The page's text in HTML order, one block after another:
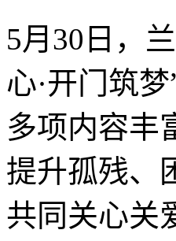
5月30日，
心·开门筑
多项内容丰
提升孤残、
共同关心关